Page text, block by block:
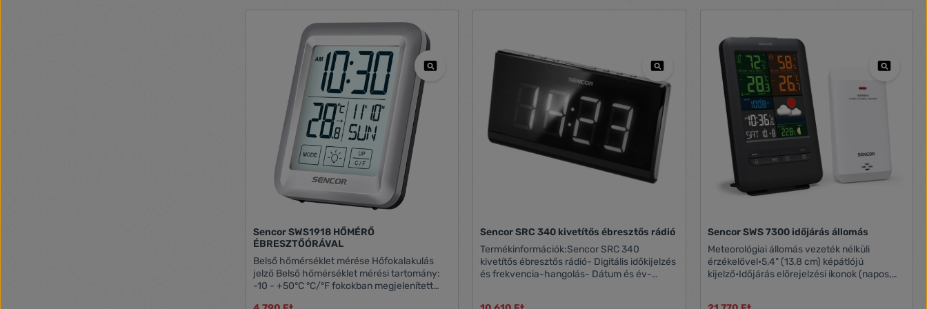
tagállamaiban való használatra.
állomás szundi opció a hőmérséklet
mértékegység beállítására: °C/°F °C/°F a
főegység méretei 16 × 70 × 109 mm
értékesítési csomagolás 1 db, kis doboz
Sencor SWS1918 HŐMÉRŐ
ÉBRESZTŐÓRÁVAL
Belső hőmérséklet mérése Hőfokalakulás
jelző Belső hőmérséklet mérési tartomány:
-10 - +50°C °C/°F fokokban megjelenített
Sencor SRC 340 kivetítős ébresztős rádió
Termékinformációk:Sencor SRC 340
kivetítős ébresztős rádió- Digitális időkijelzés
és frekvencia-hangolás- Dátum és év-
Sencor SWS 7300 időjárás állomás
Meteorológiai állomás vezeték nélküli
érzékelővel•5,4" (13,8 cm) képátlójú
kijelző•Időjárás előrejelzési ikonok (napos,